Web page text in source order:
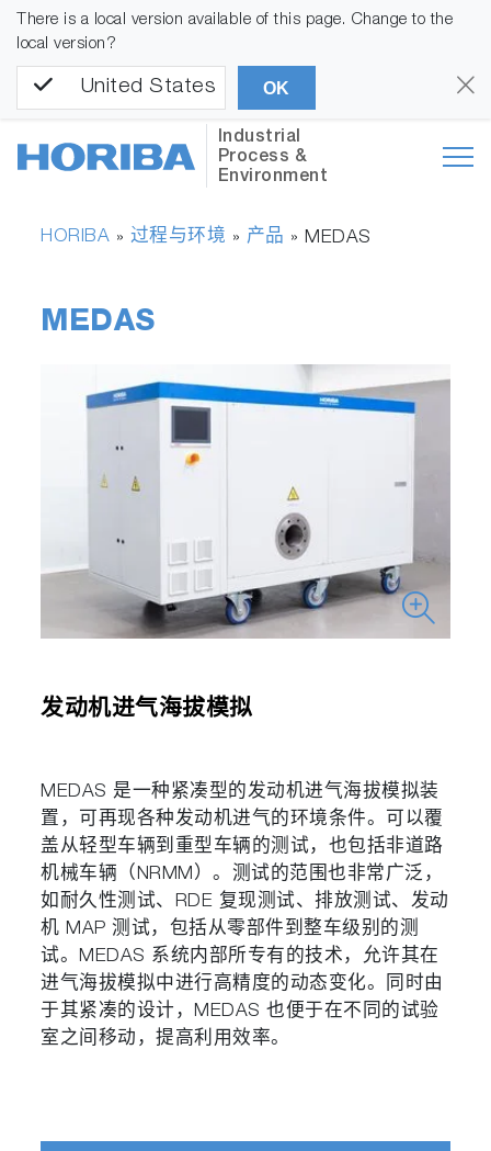
There is a local version available of this page. Change to the
local version?
United States OK
Industrial
Process &
Environment
HORIBA » 过程与环境 » 产品 »MEDAS
MEDAS
发动机进气海拔模拟
MEDAS 是一种紧凑型的发动机进气海拔模拟装
置，可再现各种发动机进气的环境条件。可以覆
盖从轻型车辆到重型车辆的测试，也包括非道路
机械车辆（NRMM）。测试的范围也非常广泛，
如耐久性测试、RDE 复现测试、排放测试、发动
机 MAP 测试，包括从零部件到整车级别的测
试。MEDAS 系统内部所专有的技术，允许其在
进气海拔模拟中进行高精度的动态变化。同时由
于其紧凑的设计，MEDAS 也便于在不同的试验
室之间移动，提高利用效率。